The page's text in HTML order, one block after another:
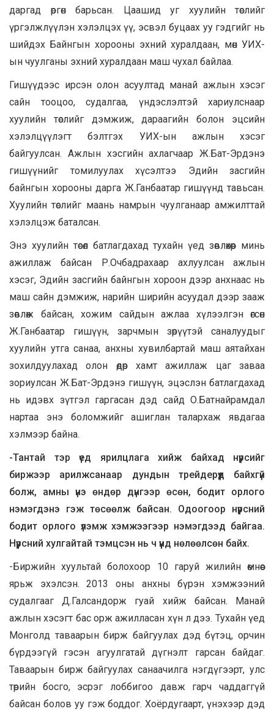
даргад өргөн барьсан. Цаашид уг хуулийн төслийг
үргэлжлүүлэн хэлэлцэх үү, эсвэл буцаах уу гэдгийг нь
шийдэх Байнгын хорооны эхний хуралдаан, мөн УИХ-
ын чуулганы эхний хуралдаан маш чухал байлаа.
Гишүүдээс ирсэн олон асуултад манай ажлын хэсэг
сайн тооцоо, судалгаа, үндэслэлтэй хариулснаар
хуулийн төслийг дэмжиж, дараагийн болон эцсийн
хэлэлцүүлэгт бэлтгэх УИХ-ын ажлын хэсэг
байгуулсан. Ажлын хэсгийн ахлагчаар Ж.Бат-Эрдэнэ
гишүүнийг томилуулах хүсэлтээ Эдийн засгийн
байнгын хорооны дарга Ж.Ганбаатар гишүүнд тавьсан.
Хуулийн төслийг маань намрын чуулганаар амжилттай
хэлэлцэж баталсан.
Энэ хуулийн төсөл батлагдахад тухайн үед зөвлөхөөр минь
ажиллаж байсан Р.Очбадрахаар ахлуулсан ажлын
хэсэг, Эдийн засгийн байнгын хороон дээр анхнаас нь
маш сайн дэмжиж, нарийн ширийн асуудал дээр зааж
зөвлөж байсан, хожим сайдын ажлаа хүлээлгэн өгсөн
Ж.Ганбаатар гишүүн, зарчмын зөрүүтэй саналуудыг
хуулийн утга санаа, анхны хувилбартай маш аятайхан
зохилдуулахад олон өдөр хамт ажиллаж цаг заваа
зориулсан Ж.Бат-Эрдэнэ гишүүн, эцэслэн батлагдахад
нь идэвх зүтгэл гаргасан дэд сайд О.Батнайрамдал
нартаа энэ боломжийг ашиглан талархаж явдагаа
хэлмээр байна.
-Тантай тэр үед ярилцлага хийж байхад нүүрсийг
биржээр арилжсанаар дундын трейдерүүд байхгүй
болж, амны үнэ өндөр дүнгээр өсөн, бодит орлого
нэмэгдэнэ гэж төсөөлж байсан. Одоогоор нүүрсний
бодит орлого үлэмж хэмжээгээр нэмэгдээд байгаа.
Нүүрсний хулгайтай тэмцсэн нь ч үүнд нөлөөлсөн байх.
-Биржийн хуультай болохоор 10 гаруй жилийн өмнөөс
ярьж эхэлсэн. 2013 оны анхны бүрэн хэмжээний
судалгааг Д.Галсандорж гуай хийж байсан. Манай
ажлын хэсэгт бас орж ажилласан хүн л дээ. Тухайн үед
Монголд таваарын бирж байгуулах дэд бүтэц, орчин
бүрдээгүй гэсэн агуулгатай дүгнэлт гарсан байдаг.
Таваарын бирж байгуулах санаачилга нэгдүгээрт, улс
төрийн босго, эсрэг лоббигоо давж гарч чаддаггүй
байсан болов уу гэж боддог. Хоёрдугаарт, үнэхээр дэд